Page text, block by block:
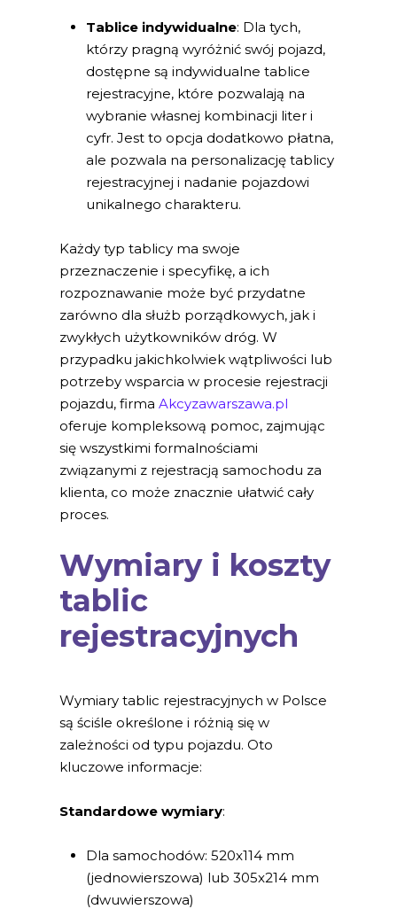
Tablice indywidualne: Dla tych,
którzy pragną wyróżnić swój pojazd,
dostępne są indywidualne tablice
rejestracyjne, które pozwalają na
wybranie własnej kombinacji liter i
cyfr. Jest to opcja dodatkowo płatna,
ale pozwala na personalizację tablicy
rejestracyjnej i nadanie pojazdowi
unikalnego charakteru.
Każdy typ tablicy ma swoje
przeznaczenie i specyfikę, a ich
rozpoznawanie może być przydatne
zarówno dla służb porządkowych, jak i
zwykłych użytkowników dróg. W
przypadku jakichkolwiek wątpliwości lub
potrzeby wsparcia w procesie rejestracji
pojazdu, firma Akcyzawarszawa.pl
oferuje kompleksową pomoc, zajmując
się wszystkimi formalnościami
związanymi z rejestracją samochodu za
klienta, co może znacznie ułatwić cały
proces.
Wymiary i koszty
tablic
rejestracyjnych
Wymiary tablic rejestracyjnych w Polsce
są ściśle określone i różnią się w
zależności od typu pojazdu. Oto
kluczowe informacje:
Standardowe wymiary:
Dla samochodów: 520x114 mm
(jednowierszowa) lub 305x214 mm
(dwuwierszowa)